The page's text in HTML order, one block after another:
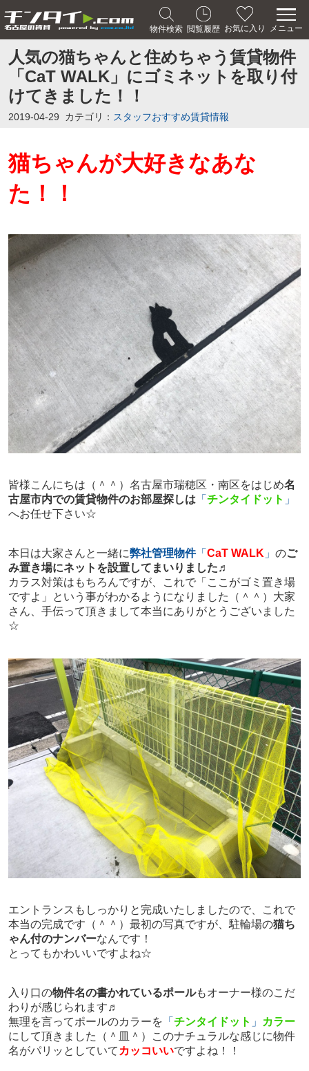
物件検索 閲覧履歴 お気に入り メニュー
人気の猫ちゃんと住めちゃう賃貸物件
「CaT WALK」にゴミネットを取り付
けてきました！！
2019-04-29 カテゴリ： スタッフおすすめ賃貸情報
猫ちゃんが大好きなあな
た！！
皆様こんにちは（＾＾）名古屋市瑞穂区・南区をはじめ名
古屋市内での賃貸物件のお部屋探しは 「 チンタイドット 」
へお任せ下さい☆
本日は大家さんと一緒に弊社管理物件「 CaT WALK 」 のご
み置き場にネットを設置してまいりました♬
カラス対策はもちろんですが、これで「ここがゴミ置き場
ですよ」という事がわかるようになりました（＾＾）大家
さん、手伝って頂きまして本当にありがとうございました
☆
エントランスもしっかりと完成いたしましたので、これで
本当の完成です（＾＾）最初の写真ですが、駐輪場の猫ち
ゃん付のナンバーなんです！
とってもかわいいですよね☆
入り口の物件名の書かれているポールもオーナー様のこだ
わりが感じられます♬
無理を言ってポールのカラーを 「 チンタイドット 」
カラー
にして頂きました（＾皿＾）このナチュラルな感じに物件
名がパリッとしていて カッコいいですよね！！